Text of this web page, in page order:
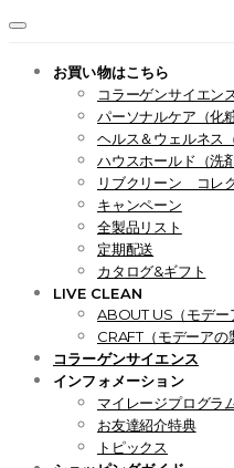
お買い物はこちら
コラーゲンサイエン
パーソナルケア（化
ヘルス＆ウェルネス
ハウスホールド（洗
リブクリーン コレ
キャンペーン
全製品リスト
定期配送
カタログ&ギフト
LIVE CLEAN
ABOUT US（モデー
CRAFT（モデーアの
コラーゲンサイエンス
インフォメーション
マイレージプログラ
お友達紹介特典
トピックス